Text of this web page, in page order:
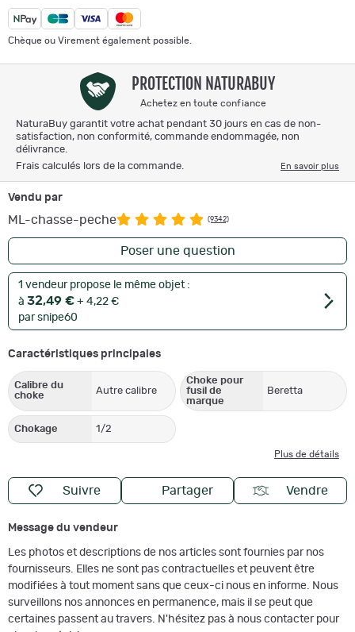
Chèque ou Virement également possible.
PROTECTION NATURABUY
Achetez en toute confiance
NaturaBuy garantit votre achat pendant 30 jours en cas de non-
satisfaction, non conformité, commande endommagée, non
délivrance.
Frais calculés lors de la commande.
En savoir plus
Vendu par
ML-chasse-peche (9342)
Poser une question
1 vendeur propose le même objet :
à 32,49 € + 4,22 €
par snipe60
Caractéristiques principales
Calibre du
choke
Autre calibre
Choke pour
fusil de
marque
Beretta
Chokage 1/2
Plus de détails
Suivre Partager Vendre
Message du vendeur
Les photos et descriptions de nos articles sont fournies par nos
fournisseurs. Elles ne sont pas contractuelles et peuvent être
modifiées à tout moment sans que ceux-ci nous en informe. Nous
surveillons nos annonces en permanence, mais il se peut que
certaines passent au travers. N'hésitez pas à nous contacter pour